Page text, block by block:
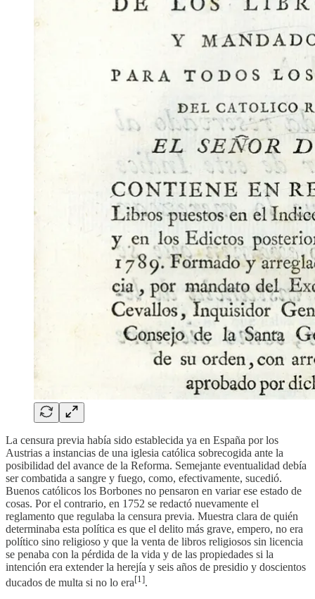
La censura previa había sido establecida ya en España por los
Austrias a instancias de una iglesia católica sobrecogida ante la
posibilidad del avance de la Reforma. Semejante eventualidad debía
ser combatida a sangre y fuego, como, efectivamente, sucedió.
Buenos católicos los Borbones no pensaron en variar ese estado de
cosas. Por el contrario, en 1752 se redactó nuevamente el
reglamento que regulaba la censura previa. Muestra clara de quién
determinaba esta política es que el delito más grave, empero, no era
político sino religioso y que la venta de libros religiosos sin licencia
se penaba con la pérdida de la vida y de las propiedades si la
intención era extender la herejía y seis años de presidio y doscientos
ducados de multa si no lo era[1].